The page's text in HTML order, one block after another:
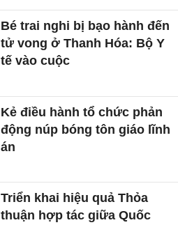
Bé trai nghi bị bạo hành đến
tử vong ở Thanh Hóa: Bộ Y
tế vào cuộc
Kẻ điều hành tổ chức phản
động núp bóng tôn giáo lĩnh
án
Triển khai hiệu quả Thỏa
thuận hợp tác giữa Quốc